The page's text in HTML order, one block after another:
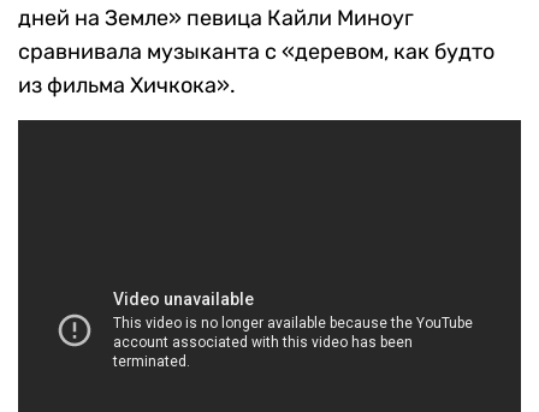
дней на Земле» певица Кайли Миноуг
сравнивала музыканта с «деревом, как будто
из фильма Хичкока».